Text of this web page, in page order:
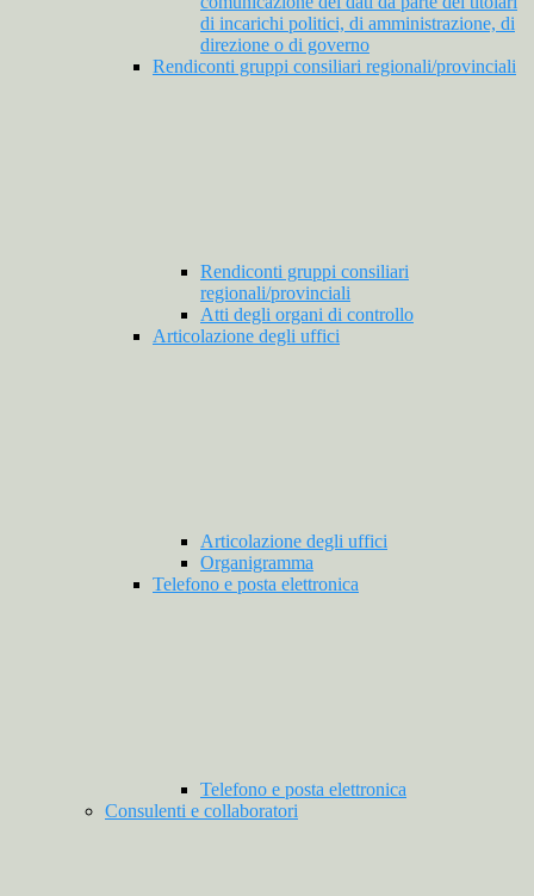
di incarichi politici, di amministrazione, di
direzione o di governo
Rendiconti gruppi consiliari regionali/provinciali
Rendiconti gruppi consiliari
regionali/provinciali
Atti degli organi di controllo
Articolazione degli uffici
Articolazione degli uffici
Organigramma
Telefono e posta elettronica
Telefono e posta elettronica
Consulenti e collaboratori